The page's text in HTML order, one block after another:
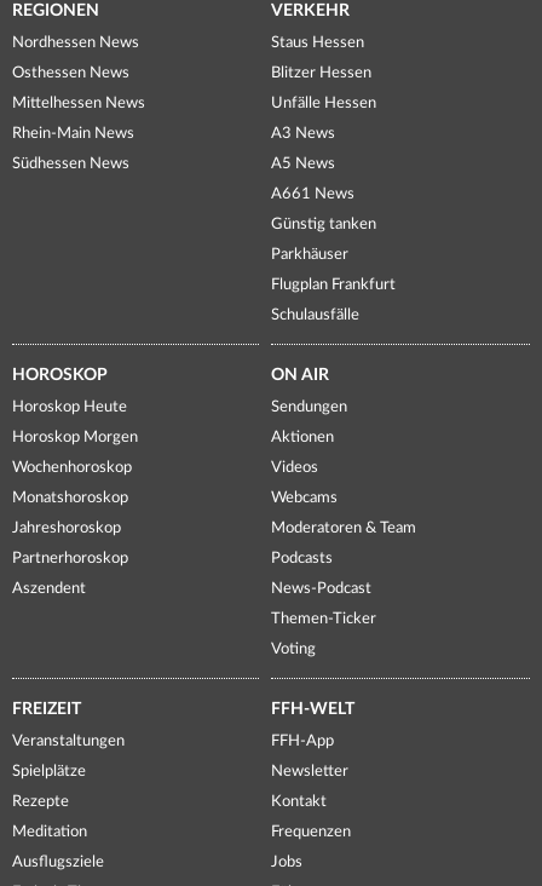
REGIONEN
Nordhessen News
Osthessen News
Mittelhessen News
Rhein-Main News
Südhessen News
VERKEHR
Staus Hessen
Blitzer Hessen
Unfälle Hessen
A3 News
A5 News
A661 News
Günstig tanken
Parkhäuser
Flugplan Frankfurt
Schulausfälle
HOROSKOP
Horoskop Heute
Horoskop Morgen
Wochenhoroskop
Monatshoroskop
Jahreshoroskop
Partnerhoroskop
Aszendent
ON AIR
Sendungen
Aktionen
Videos
Webcams
Moderatoren & Team
Podcasts
News-Podcast
Themen-Ticker
Voting
FREIZEIT
Veranstaltungen
Spielplätze
Rezepte
Meditation
Ausflugsziele
FFH-WELT
FFH-App
Newsletter
Kontakt
Frequenzen
Jobs